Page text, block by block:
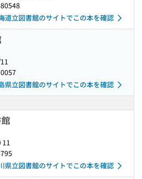
道立図書館のサイトでこの本を確認
県立図書館のサイトでこの本を確認
11
県立図書館のサイトでこの本を確認